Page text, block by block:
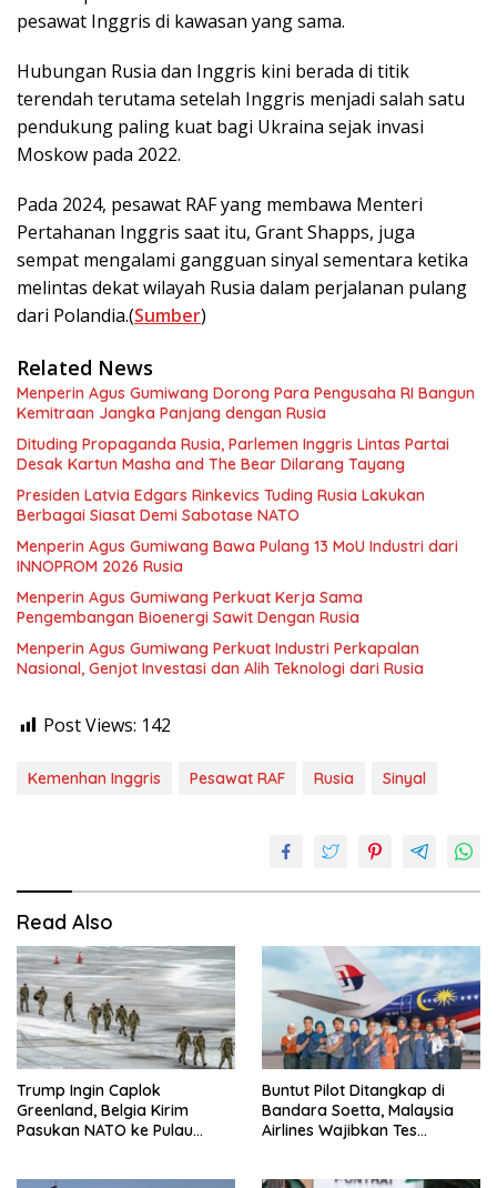
pesawat Inggris di kawasan yang sama.
Hubungan Rusia dan Inggris kini berada di titik
terendah terutama setelah Inggris menjadi salah satu
pendukung paling kuat bagi Ukraina sejak invasi
Moskow pada 2022.
Pada 2024, pesawat RAF yang membawa Menteri
Pertahanan Inggris saat itu, Grant Shapps, juga
sempat mengalami gangguan sinyal sementara ketika
melintas dekat wilayah Rusia dalam perjalanan pulang
dari Polandia.(Sumber)
Related News
Menperin Agus Gumiwang Dorong Para Pengusaha RI Bangun
Kemitraan Jangka Panjang dengan Rusia
Dituding Propaganda Rusia, Parlemen Inggris Lintas Partai
Desak Kartun Masha and The Bear Dilarang Tayang
Presiden Latvia Edgars Rinkevics Tuding Rusia Lakukan
Berbagai Siasat Demi Sabotase NATO
Menperin Agus Gumiwang Bawa Pulang 13 MoU Industri dari
INNOPROM 2026 Rusia
Menperin Agus Gumiwang Perkuat Kerja Sama
Pengembangan Bioenergi Sawit Dengan Rusia
Menperin Agus Gumiwang Perkuat Industri Perkapalan
Nasional, Genjot Investasi dan Alih Teknologi dari Rusia
Post Views: 142
Kemenhan Inggris Pesawat RAF Rusia Sinyal
Read Also
Trump Ingin Caplok
Greenland, Belgia Kirim
Pasukan NATO ke Pulau
Buntut Pilot Ditangkap di
Bandara Soetta, Malaysia
Airlines Wajibkan Tes